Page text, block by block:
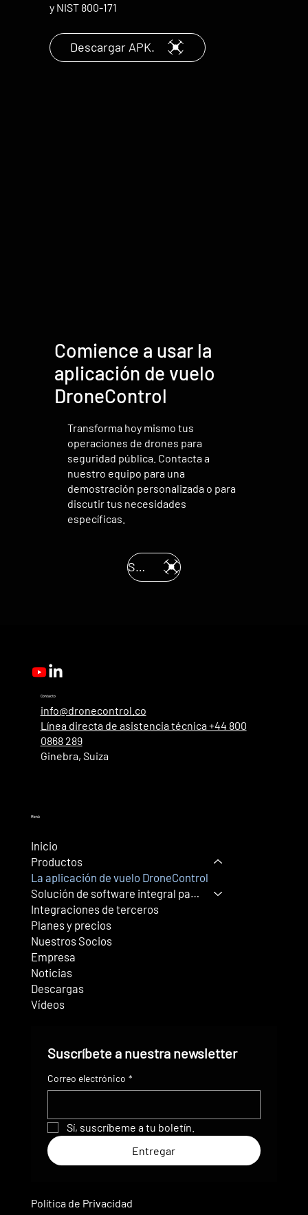
y NIST 800-171
Descargar APK.
Comience a usar la
aplicación de vuelo
DroneControl
Transforma hoy mismo tus
operaciones de drones para
seguridad pública. Contacta a
nuestro equipo para una
demostración personalizada o para
discutir tus necesidades
específicas.
Solicitar una Demostración.
Contacto
info@dronecontrol.co
Línea directa de asistencia técnica +44 800
0868 289
Ginebra, Suiza
Menú
Inicio
Productos
La aplicación de vuelo DroneControl
Solución de software integral para drone
Integraciones de terceros
Planes y precios
Nuestros Socios
Empresa
Noticias
Descargas
Vídeos
Suscríbete a nuestra newsletter
Correo electrónico *
Sí, suscríbeme a tu boletín.
Entregar
Política de Privacidad